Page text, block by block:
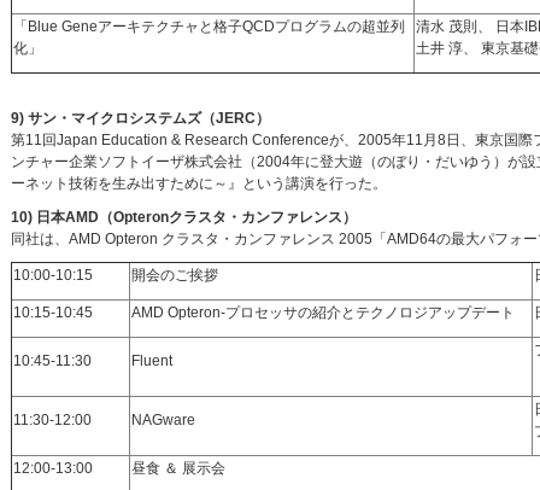
「Blue Geneアーキテクチャと格子QCDプログラムの超並列
化」
清水 茂則、 日本
土井 淳、 東京基
9) サン・マイクロシステムズ（JERC）
第11回Japan Education & Research Conferenceが、2005年11月8日、東京国
ンチャー企業ソフトイーザ株式会社（2004年に登大遊（のぼり・だいゆう）が
ーネット技術を生み出すために～』という講演を行った。
10) 日本AMD（Opteronクラスタ・カンファレンス）
同社は、AMD Opteron クラスタ・カンファレンス 2005「AMD64の最大パフォ
10:00-10:15 開会のご挨拶
10:15-10:45 AMD Opteron-プロセッサの紹介とテクノロジアップデート
10:45-11:30 Fluent
11:30-12:00 NAGware
12:00-13:00 昼食 ＆ 展示会